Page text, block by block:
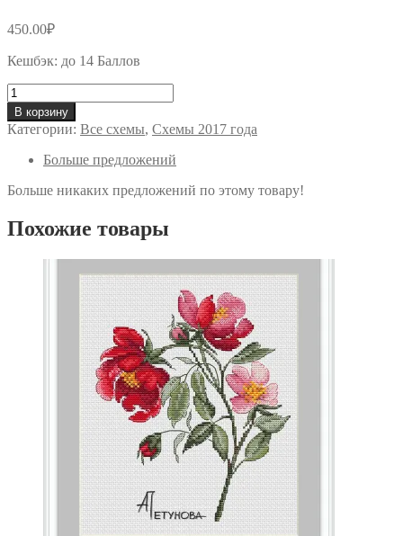
450.00₽
Кешбэк: до 14 Баллов
Количество
товара
Витаминный
венок
В корзину
Категории: Все схемы, Схемы 2017 года
Больше предложений
Больше никаких предложений по этому товару!
Похожие товары